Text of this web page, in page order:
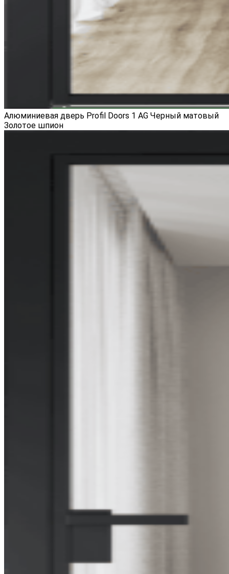
Алюминиевая дверь Profil Doors 1 AG Черный матовый
Золотое шпион